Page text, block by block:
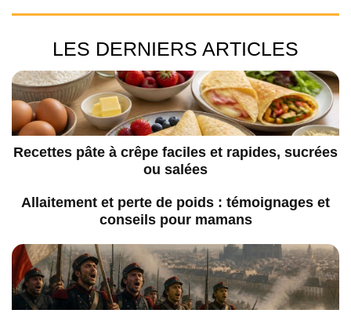
LES DERNIERS ARTICLES
Recettes pâte à crêpe faciles et rapides, sucrées
ou salées
Allaitement et perte de poids : témoignages et
conseils pour mamans